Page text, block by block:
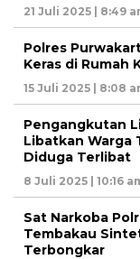
21 Juli 2025 | 8:49
Polres
Keras di Rumah
15 Juli 2025 | 8:08
Pengangkutan
Libatkan Warga
Diduga Terlibat
8 Juli 2025 | 10:16
Sat Narkoba
Tembakau
Terbongkar